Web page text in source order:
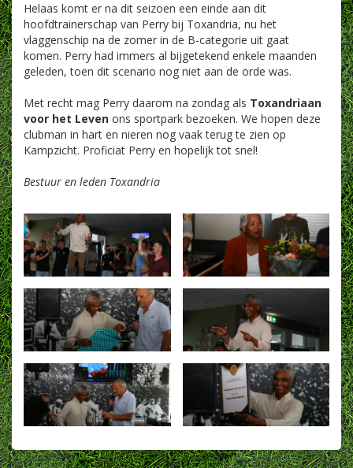
Helaas komt er na dit seizoen een einde aan dit
hoofdtrainerschap van Perry bij Toxandria, nu het
vlaggenschip na de zomer in de B-categorie uit gaat
komen. Perry had immers al bijgetekend enkele maanden
geleden, toen dit scenario nog niet aan de orde was.
Met recht mag Perry daarom na zondag als Toxandriaan
voor het Leven ons sportpark bezoeken. We hopen deze
clubman in hart en nieren nog vaak terug te zien op
Kampzicht. Proficiat Perry en hopelijk tot snel!
Bestuur en leden Toxandria